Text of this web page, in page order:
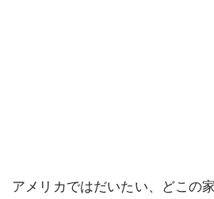
アメリカではだいたい、どこの